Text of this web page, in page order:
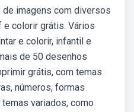
imagens com diversos
colorir grátis. Vários
e colorir, infantil e
de 50 desenhos
grátis, com temas
números, formas
variados, como